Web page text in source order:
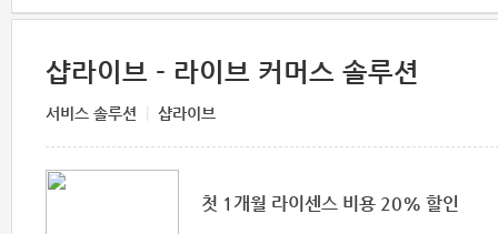
샵라이브 - 라이브 커머스 솔루션
서비스 솔루션 샵라이브
첫 1개월 라이센스 비용 20% 할인